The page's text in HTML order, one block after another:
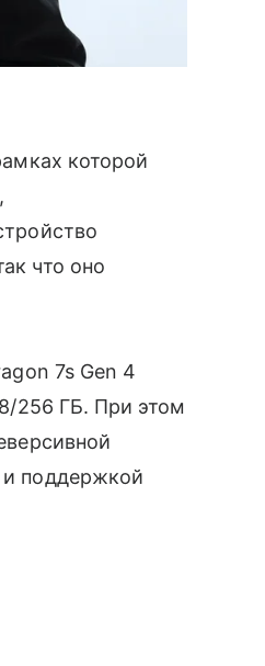
которой
,
что оно
7s Gen 4
256 ГБ. При этом
поддержкой